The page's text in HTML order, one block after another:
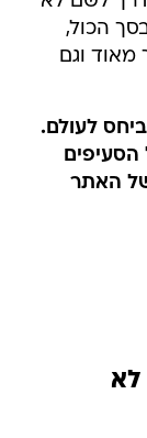
הכול,
אצלנו הוא 29, נמוך מאוד וגם
לעולם.
הסעיפים
של האתר
לא